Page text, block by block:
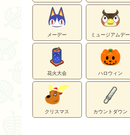
メーデー ミュージアムデー
花火大会 ハロウィン
クリスマス カウントダウン